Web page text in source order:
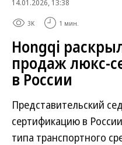
14.01.2026, 13:38
3K 1 мин.
Hongqi
продаж люкс-
в России
Представительский
сертификацию в
типа транспортного